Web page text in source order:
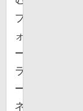
フ
ォ
ー
ラ
ー
ネ